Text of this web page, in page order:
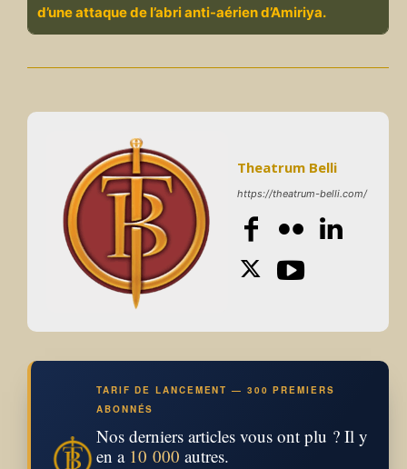
d’une attaque de l’abri anti-aérien d’Amiriya.
Theatrum Belli
https://theatrum-belli.com/
TARIF DE LANCEMENT — 300 PREMIERS
ABONNÉS
Nos derniers articles vous ont plu ? Il y
en a 10 000 autres.